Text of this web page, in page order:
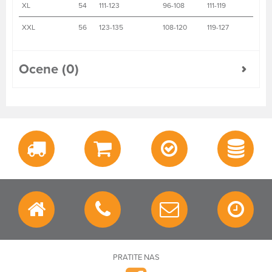
XL 54 111-123 96-108 111-119
XXL 56 123-135 108-120 119-127
Ocene (0)
PRATITE NAS